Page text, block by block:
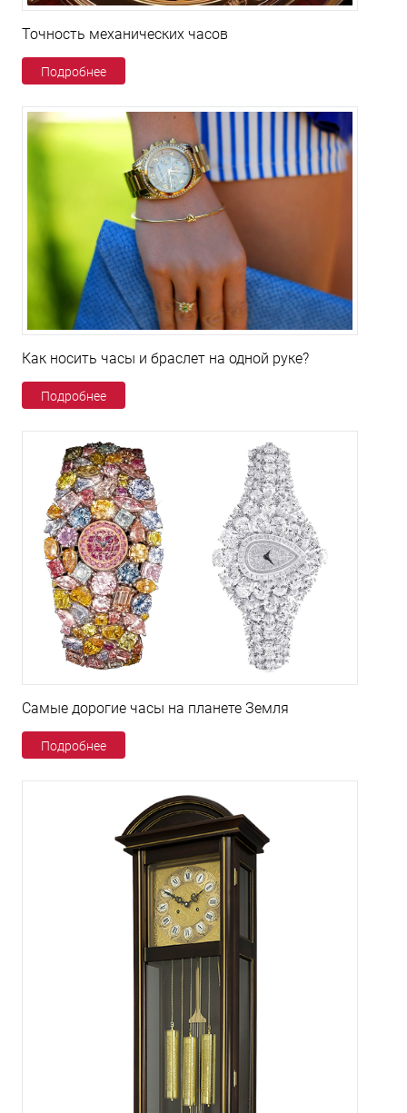
Точность механических часов
Подробнее
Как носить часы и браслет на одной руке?
Подробнее
Самые дорогие часы на планете Земля
Подробнее